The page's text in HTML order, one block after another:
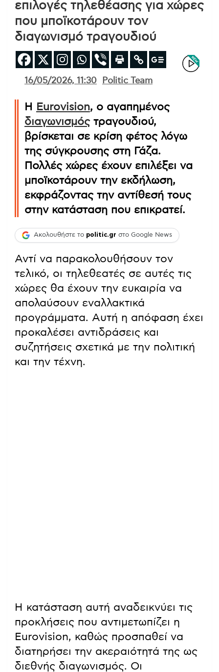
επιλογές τηλεθέασης για χώρες
που μποϊκοτάρουν τον
διαγωνισμό τραγουδιού
16/05/2026, 11:30 Politic Team
Η Eurovision, ο αγαπημένος
διαγωνισμόςτραγουδιού,
βρίσκεται σε κρίση φέτος λόγω
της σύγκρουσης στη Γάζα.
Πολλές χώρες έχουν επιλέξει να
μποϊκοτάρουν την εκδήλωση,
εκφράζοντας την αντίθεσή τους
στην κατάσταση που επικρατεί.
Ακολουθήστε το politic.gr στο Google News
Αντί να παρακολουθήσουν τον
τελικό, οι τηλεθεατές σε αυτές τις
χώρες θα έχουν την ευκαιρία να
απολαύσουν εναλλακτικά
προγράμματα. Αυτή η απόφαση έχει
προκαλέσει αντιδράσεις και
συζητήσεις σχετικά με την πολιτική
και την τέχνη.
Η κατάσταση αυτή αναδεικνύει τις
προκλήσεις που αντιμετωπίζει η
Eurovision, καθώς προσπαθεί να
διατηρήσει την ακεραιότητά της ως
διεθνής διαγωνισμός. Οι